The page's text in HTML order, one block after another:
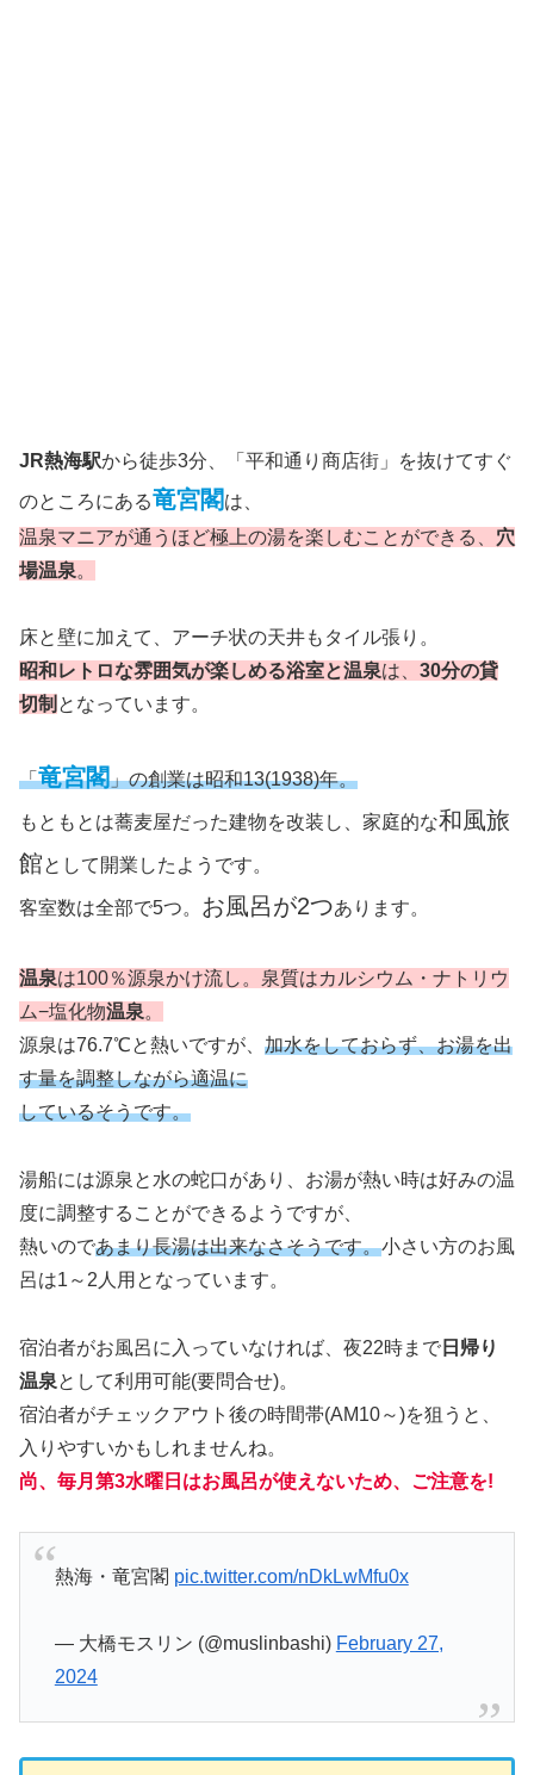
JR熱海駅から徒歩3分、「平和通り商店街」を抜けてすぐ
のところにある竜宮閣は、
温泉マニアが通うほど極上の湯を楽しむことができる、 穴
場温泉。
床と壁に加えて、アーチ状の天井もタイル張り。
昭和レトロな雰囲気が楽しめる浴室と温泉は、 30分の貸
切制 となっています。
「竜宮閣」の創業は昭和13(1938)年。
もともとは蕎麦屋だった建物を改装し、家庭的な和風旅
館として開業したようです。
客室数は全部で5つ。 お風呂が2つあります。
温泉は100％源泉かけ流し。泉質はカルシウム・ナトリウ
ム−塩化物温泉。
源泉は76.7℃と熱いですが、 加水をしておらず、お湯を出
す量を調整しながら適温に
しているそうです。
湯船には源泉と水の蛇口があり、お湯が熱い時は好みの温
度に調整することができるようですが、
熱いのであまり長湯は出来なさそうです。小さい方のお風
呂は1～2人用となっています。
宿泊者がお風呂に入っていなければ、夜22時まで 日帰り
温泉として利用可能(要問合せ)。
宿泊者がチェックアウト後の時間帯(AM10～)を狙うと、
入りやすいかもしれませんね。
尚、毎月第3水曜日はお風呂が使えないため、ご注意を!
熱海・竜宮閣 pic.twitter.com/nDkLwMfu0x
— 大橋モスリン (@muslinbashi) February 27,
2024